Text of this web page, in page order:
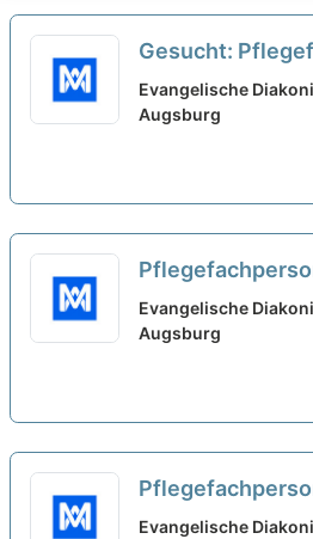
Gesucht:
(m/w/d) mit
Pflegefachkraft
Evangelische
Augsburg
Ausbildung als
oder
Evangelische
Augsburg
Ausbildung als
Evangelische